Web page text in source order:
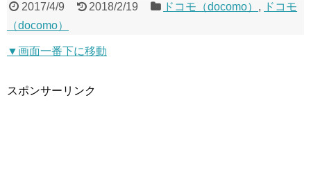
2017/4/9 2018/2/19 ドコモ（docomo） , ドコモ
（docomo）
▼画面一番下に移動
スポンサーリンク